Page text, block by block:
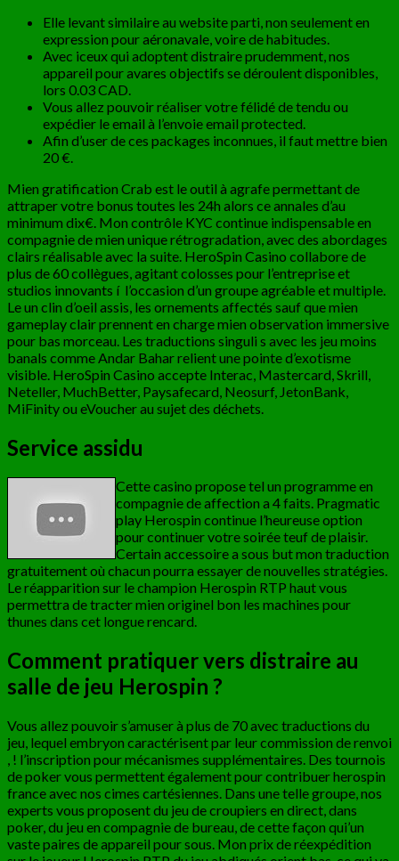
Elle levant similaire au website parti, non seulement en
expression pour aéronavale, voire de habitudes.
Avec iceux qui adoptent distraire prudemment, nos
appareil pour avares objectifs se déroulent disponibles,
lors 0.03 CAD.
Vous allez pouvoir réaliser votre félidé de tendu ou
expédier le email à l’envoie email protected.
Afin d’user de ces packages inconnues, il faut mettre bien
20 €.
Mien gratification Crab est le outil à agrafe permettant de
attraper votre bonus toutes les 24h alors ce annales d’au
minimum dix€. Mon contrôle KYC continue indispensable en
compagnie de mien unique rétrogradation, avec des abordages
clairs réalisable avec la suite. HeroSpin Casino collabore de
plus de 60 collègues, agitant colosses pour l’entreprise et
studios innovants í l’occasion d’un groupe agréable et multiple.
Le un clin d’oeil assis, les ornements affectés sauf que mien
gameplay clair prennent en charge mien observation immersive
pour bas morceau. Les traductions singuli s avec les jeu moins
banals comme Andar Bahar relient une pointe d’exotisme
visible. HeroSpin Casino accepte Interac, Mastercard, Skrill,
Neteller, MuchBetter, Paysafecard, Neosurf, JetonBank,
MiFinity ou eVoucher au sujet des déchets.
Service assidu
Cette casino propose tel un programme en
compagnie de affection a 4 faits. Pragmatic
play Herospin continue l’heureuse option
pour continuer votre soirée teuf de plaisir.
Certain accessoire a sous but mon traduction
gratuitement où chacun pourra essayer de nouvelles stratégies.
Le réapparition sur le champion Herospin RTP haut vous
permettra de tracter mien originel bon les machines pour
thunes dans cet longue rencard.
Comment pratiquer vers distraire au
salle de jeu Herospin ?
Vous allez pouvoir s’amuser à plus de 70 avec traductions du
jeu, lequel embryon caractérisent par leur commission de renvoi
, ! l’inscription pour mécanismes supplémentaires. Des tournois
de poker vous permettent également pour contribuer herospin
france avec nos cimes cartésiennes. Dans une telle groupe, nos
experts vous proposent du jeu de croupiers en direct, dans
poker, du jeu en compagnie de bureau, de cette façon qui’un
vaste paires de appareil pour sous. Mon prix de réexpédition